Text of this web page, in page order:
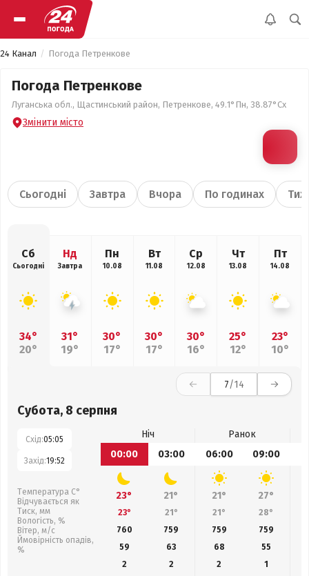
24 Канал Погода Петренкове
Погода Петренкове
Луганська обл., Щастинський район, Петренкове, 49.1°Пн, 38.87°Сх
Змінити місто
Сьогодні Завтра Вчора По годинах
Сб
Сьогодні
34°
20°
Нд
Завтра
31°
19°
Пн
10.08
30°
17°
Вт
11.08
30°
17°
Ср
12.08
30°
16°
Чт
13.08
25°
12°
Пт
14.08
23°
10°
7/14
Субота, 8 серпня
Схід:05:05
Захід:19:52
Температура С°
Відчувається як
Тиск, мм
Вологість, %
Вітер, м/с
Ймовірність опадів,
%
Ніч
Ранок
00:00
03:00 06:00 09:00
23° 21° 21° 27°
23° 21° 21° 28°
760
759 759 759
59
63 68 55
2
2 2
1